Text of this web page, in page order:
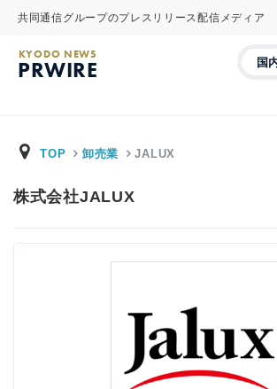
共同通信グループのプレスリリース配信メディア
国
KYODO NEWS
PRWIRE
TOP 卸売業 JALUX
株式会社JALUX